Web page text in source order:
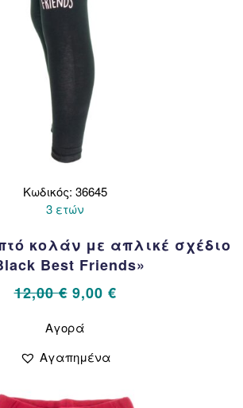
Κωδικός: 36645
3 ετών
κολάν με απλικέ σχέδιο
Best Friends»
12,00€ Original
was:
12,00 €.
9,00 €Η
Αγορά
έχει
παραλλαγές.
Αγαπημένα